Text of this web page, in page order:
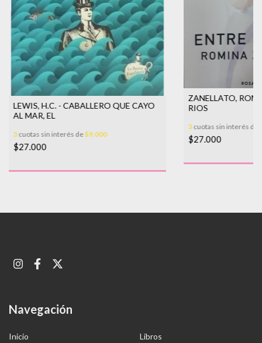
LEWIS, H.C. - CABALLERO QUE CAYO
AL MAR, EL
3cuotas sin interés de$9.000
$27.000
ZANELLATO,
RIOS
3cuotas sin interés de
$27.000
Navegación
Inicio Libros